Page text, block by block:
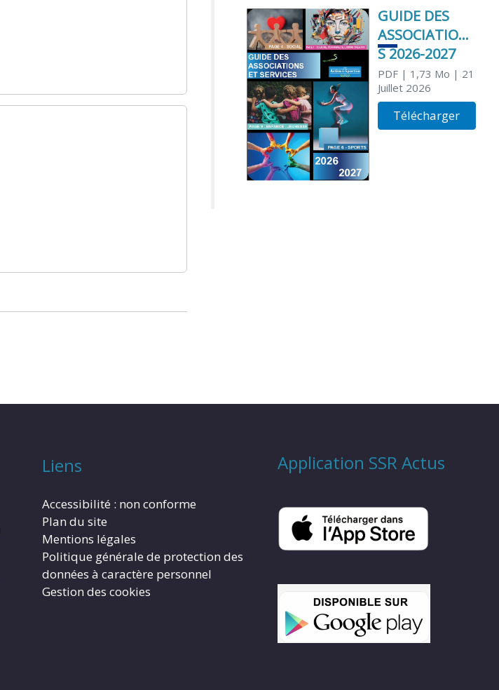
GUIDE DES
ASSOCIATION
S 2026-2027
PDF| 1,73 Mo | 21
Juillet 2026
Télécharger
Liens
Accessibilité : non conforme
Plan du site
Mentions légales
Politique générale de protection des
données à caractère personnel
Gestion des cookies
Application SSR Actus